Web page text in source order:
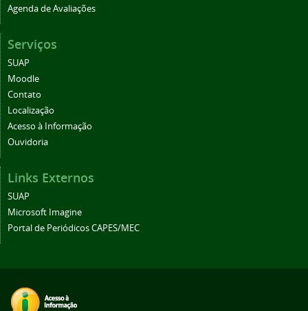
Agenda de Avaliações
Serviços
SUAP
Moodle
Contato
Localização
Acesso à Informação
Ouvidoria
Links Externos
SUAP
Microsoft Imagine
Portal de Periódicos CAPES/MEC